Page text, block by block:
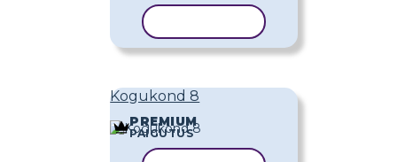
Kogukond 8
PREMIUM
PAIGUTUS